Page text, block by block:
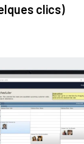
clics)